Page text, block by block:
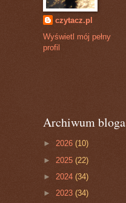
czytacz.pl
Wyświetl mój pełny
profil
Archiwum bloga
► 2026 (10)
► 2025 (22)
► 2024 (34)
► 2023 (34)